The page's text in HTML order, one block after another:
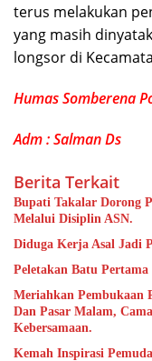
terus melakukan
yang masih
longsor di
Humas Somberena
Adm : Salman Ds
Berita Terkait
Bupati Takalar Dorong
Melalui Disiplin ASN.
Diduga Kerja Asal Jadi
Peletakan Batu
Meriahkan Pembukaan
Dan Pasar Malam,
Kebersamaan.
Kemah Inspirasi